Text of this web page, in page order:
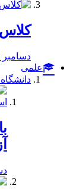
کلاس
دسامبر 19, 2019
علمی